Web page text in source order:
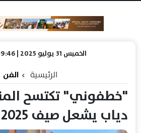
الخميس 31 يوليو 2025 | 09:46 م
الرئيسية الفن
"خطفوني" تكتسح
دياب يشعل صيف 2025